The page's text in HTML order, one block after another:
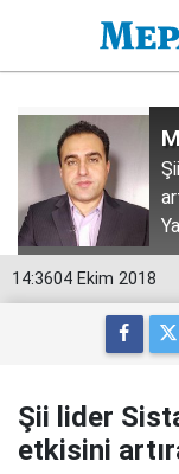
14:3604 Ekim 2018
Şii lider
etkisini